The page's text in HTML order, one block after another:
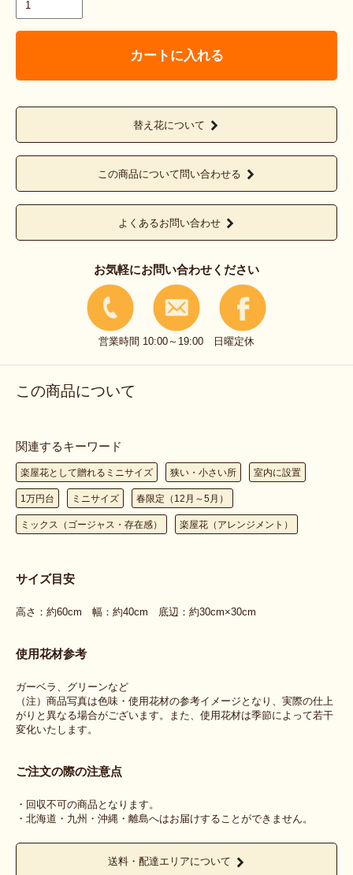
カートに入れる
替え花について
この商品について問い合わせる
よくあるお問い合わせ
お気軽にお問い合わせください
営業時間 10:00～19:00 日曜定休
この商品について
関連するキーワード
楽屋花として贈れるミニサイズ 狭い・小さい所 室内に設置
1万円台 ミニサイズ 春限定（12月～5月）
ミックス（ゴージャス・存在感） 楽屋花（アレンジメント）
サイズ目安
高さ：約60cm 幅：約40cm 底辺：約30cm×30cm
使用花材参考
ガーベラ、グリーンなど
（注）商品写真は色味・使用花材の参考イメージとなり、実際の仕上
がりと異なる場合がございます。また、使用花材は季節によって若干
変化いたします。
ご注文の際の注意点
・回収不可の商品となります。
・北海道・九州・沖縄・離島へはお届けすることができません。
送料・配達エリアについて